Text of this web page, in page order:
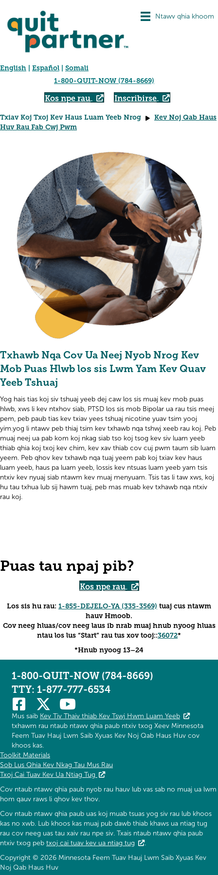
Ntawv qhia khoom
English Español
Somali
1-800-QUIT-NOW (784-8669)
Kos npe rau Inscribirse
Txiav Koj Txoj Kev Haus Luam Yeeb Nrog
Kev Noj Qab Haus
Huv Rau Fab Cwj Pwm
Txhawb Nqa Cov Ua Neej Nyob Nrog Kev
Mob Puas Hlwb los sis Lwm Yam Kev Quav
Yeeb Tshuaj
Yog hais tias koj siv tshuaj yeeb dej caw los sis muaj kev mob puas
hlwb, xws li kev ntxhov siab, PTSD los sis mob Bipolar ua rau tsis meej
pem, peb paub tias kev txiav yees tshuaj nicotine yuav tsim yooj
yim.yog li ntawv peb thiaj tsim kev txhawb nqa tshwj xeeb rau koj. Peb
muaj neej ua pab kom koj nkag siab tso koj tsog kev siv luam yeeb
thiab qhia koj txoj kev chim, kev xav thiab cov cuj pwm taum sib luam
yeem. Peb qhov kev txhawb nqa tuaj yeem pab koj txiav kev haus
luam yeeb, haus pa luam yeeb, lossis kev ntsuas luam yeeb yam tsis
ntxiv kev nyuaj siab ntawm kev muaj menyuam. Tsis tas li taw xws, koj
hu tau txhua lub sij hawm tuaj, peb mas muab kev txhawb nqa ntxiv
rau koj.
Puas tau npaj pib?
Kos npe rau
Los sis hu rau: 1-855-DEJELO-YA (335-3569) tuaj cus ntawm
hauv Hmoob.
Cov neeg hluas/cov neeg laus ib nrab muaj hnub nyoog hluas
ntau los lus “Start” rau tus xov tooj::36072*
*Hnub nyoog 13–24
Toolkit Materials
Sob Lus Qhia Kev Nkag Tau Mus Rau
Txoj Cai Tuav Kev Ua Ntiag Tug
Cov ntaub ntawv qhia paub nyob rau hauv lub vas sab no muaj ua lwm
hom qauv raws li qhov kev thov.
Cov ntaub ntawv qhia paub uas koj muab tsuas yog siv rau lub khoos
kas no xwb. Lub khoos kas muaj pub dawb thiab khaws ua ntiag tug
rau cov neeg uas tau xaiv rau npe siv. Txais ntaub ntawv qhia paub
ntxiv txog peb txoj cai tuav kev ua ntiag tug
.
Copyright © 2026 Minnesota Feem Tuav Hauj Lwm Saib Xyuas Kev
Noj Qab Haus Huv
1-800-QUIT-NOW (784-8669)
TTY: 1-877-777-6534
Mus saib Kev Tiv Thaiv thiab Kev Tswj Hwm Luam Yeeb
txhawm rau ntaub ntawv qhia paub ntxiv txog Xeev Minnesota
Feem Tuav Hauj Lwm Saib Xyuas Kev Noj Qab Haus Huv cov
khoos kas.